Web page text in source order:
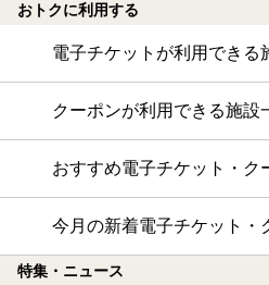
おトクに利用する
電子チケットが利用できる
クーポンが利用できる施設
おすすめ電子チケット・ク
今月の新着電子チケット・
特集・ニュース